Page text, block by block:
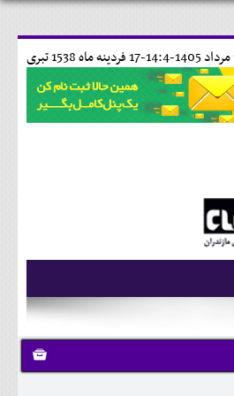
17 فردينه ماه 1538 تبری